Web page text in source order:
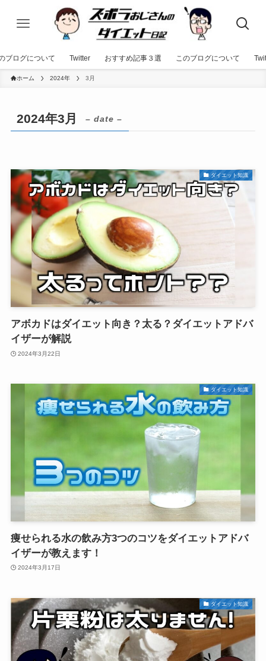
ブログについて Twitter おすすめ記事３選 このブログについて
ホーム 2024年 3月
2024年3月 – date –
ダイエット知識
アボカドはダイエット向き？太る？ダイエットアドバ
イザーが解説
2024年3月22日
ダイエット知識
痩せられる水の飲み方3つのコツをダイエットアドバ
イザーが教えます！
2024年3月17日
ダイエット知識